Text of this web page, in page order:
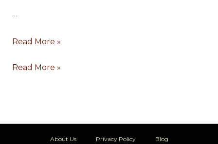
…
Read More »
Read More »
About Us Privacy Policy
Blog